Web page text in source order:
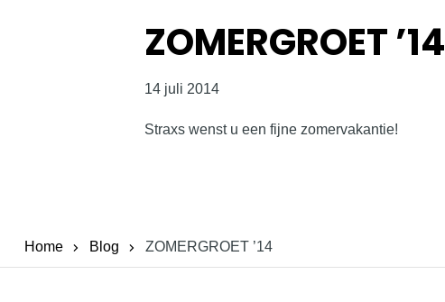
ZOMERGROET ’14
14 juli 2014
Straxs wenst u een fijne zomervakantie!
Home Blog ZOMERGROET ’14